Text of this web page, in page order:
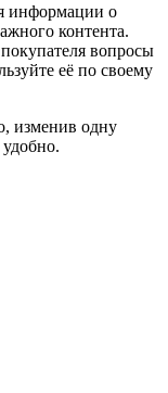
информации о
контента.
вопросы
её по своему
изменив одну